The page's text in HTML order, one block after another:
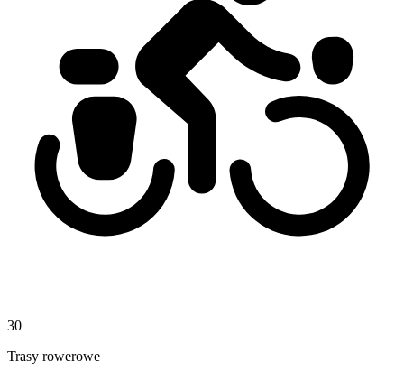
30
Trasy rowerowe